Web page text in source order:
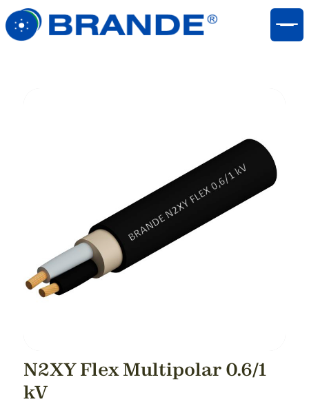
N2XY Flex Multipolar 0.6/1
kV